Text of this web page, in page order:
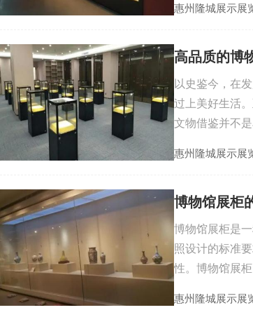
惠州隆城展示展
高品质的博
以史鉴今，在
过上美好生活
文物借鉴并不
惠州隆城展示展
博物馆展柜
博物馆展柜是
照设计的标准
性。博物馆展柜
惠州隆城展示展